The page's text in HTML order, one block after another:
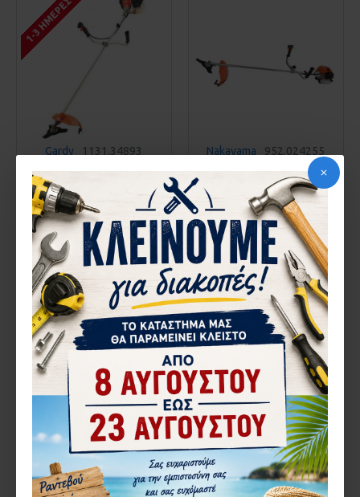
1-3 ΗΜΈΡΕΣ
Gardy 1131.34893
ΘΑΜΝΟΚΟΠΤΙΚΟ
ΒΕΝΖΙΝΗΣ 52CC GARDY
GUK-52
117,56€
ΚΑΛΆΘΙ
Αγορά
Nakayama 952.024255
ΘΑΜΝΟΚΟΠΤΙΚΟ
ΒΕΝΖΙΝΗΣ 62CC 3ΗΡ
NAKAYAMA PB6210 024255
165,00€
ΚΑΛΆΘΙ
Αγορά
ΚΑΤΌΠΙΝ ΠΑΡΑΓΓΕΛΊΑΣ
Einhell 503.3436510
ΚΑΤΌΠΙΝ ΠΑΡΑΓΓΕΛΊΑΣ
1131.41222